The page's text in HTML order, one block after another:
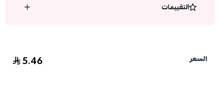
التقييمات
السعر 5.46